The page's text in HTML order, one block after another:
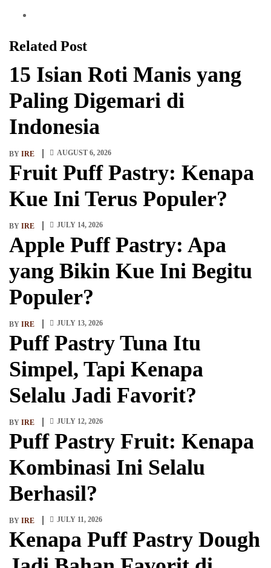
Related Post
15 Isian Roti Manis yang
Paling Digemari di
Indonesia
BY IRE AUGUST 6, 2026
Fruit Puff Pastry: Kenapa
Kue Ini Terus Populer?
BY IRE JULY 14, 2026
Apple Puff Pastry: Apa
yang Bikin Kue Ini Begitu
Populer?
BY IRE JULY 13, 2026
Puff Pastry Tuna Itu
Simpel, Tapi Kenapa
Selalu Jadi Favorit?
BY IRE JULY 12, 2026
Puff Pastry Fruit: Kenapa
Kombinasi Ini Selalu
Berhasil?
BY IRE JULY 11, 2026
Kenapa Puff Pastry Dough